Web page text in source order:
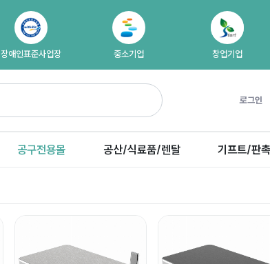
장애인표준사업장 중소기업 창업기업
로그인
공구전용몰 공산/식료품/렌탈 기프트/판